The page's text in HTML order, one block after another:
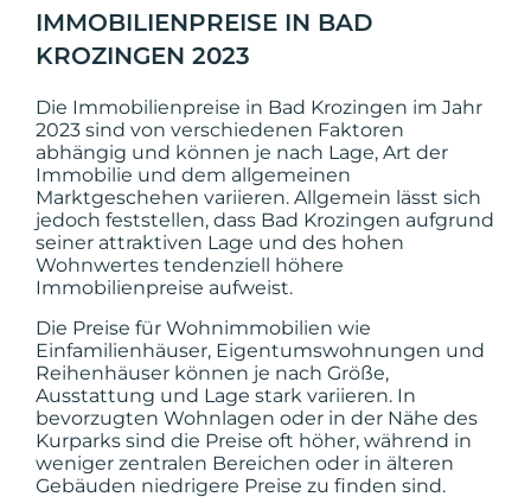
IMMOBILIENPREISE IN BAD
KROZINGEN 2023
Die Immobilienpreise in Bad Krozingen im Jahr
2023 sind von verschiedenen Faktoren
abhängig und können je nach Lage, Art der
Immobilie und dem allgemeinen
Marktgeschehen variieren. Allgemein lässt sich
jedoch feststellen, dass Bad Krozingen aufgrund
seiner attraktiven Lage und des hohen
Wohnwertes tendenziell höhere
Immobilienpreise aufweist.
Die Preise für Wohnimmobilien wie
Einfamilienhäuser, Eigentumswohnungen und
Reihenhäuser können je nach Größe,
Ausstattung und Lage stark variieren. In
bevorzugten Wohnlagen oder in der Nähe des
Kurparks sind die Preise oft höher, während in
weniger zentralen Bereichen oder in älteren
Gebäuden niedrigere Preise zu finden sind.